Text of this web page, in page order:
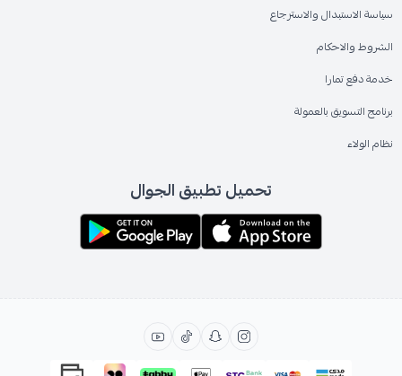
سياسة الاستبدال والاسترجاع
الشروط والاحكام
خدمة دفع تمارا
برنامج التسويق بالعمولة
نظام الولاء
تحميل تطبيق الجوال